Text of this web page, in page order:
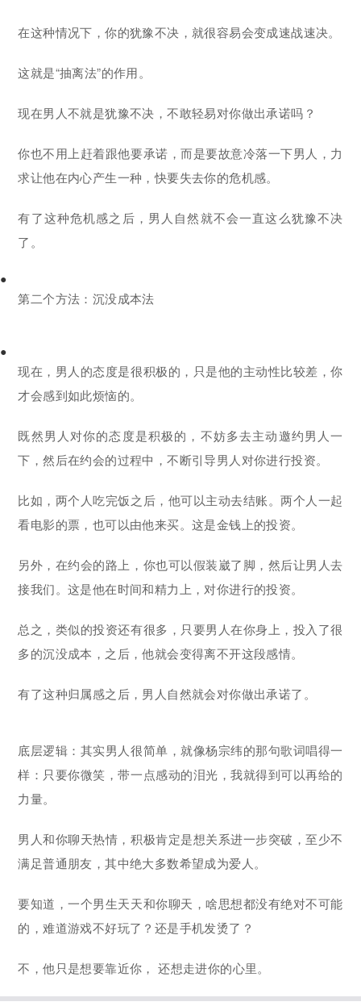
在这种情况下，你的犹豫不决，就很容易会变成速战速决。
这就是“抽离法”的作用。
现在男人不就是犹豫不决，不敢轻易对你做出承诺吗？
你也不用上赶着跟他要承诺，而是要故意冷落一下男人，力
求让他在内心产生一种，快要失去你的危机感。
有了这种危机感之后，男人自然就不会一直这么犹豫不决
了。
●
第二个方法：沉没成本法
●
现在，男人的态度是很积极的，只是他的主动性比较差，你
才会感到如此烦恼的。
既然男人对你的态度是积极的，不妨多去主动邀约男人一
下，然后在约会的过程中，不断引导男人对你进行投资。
比如，两个人吃完饭之后，他可以主动去结账。两个人一起
看电影的票，也可以由他来买。这是金钱上的投资。
另外，在约会的路上，你也可以假装崴了脚，然后让男人去
接我们。这是他在时间和精力上，对你进行的投资。
总之，类似的投资还有很多，只要男人在你身上，投入了很
多的沉没成本，之后，他就会变得离不开这段感情。
有了这种归属感之后，男人自然就会对你做出承诺了。
底层逻辑：其实男人很简单，就像杨宗纬的那句歌词唱得一
样：只要你微笑，带一点感动的泪光，我就得到可以再给的
力量。
男人和你聊天热情，积极肯定是想关系进一步突破，至少不
满足普通朋友，其中绝大多数希望成为爱人。
要知道，一个男生天天和你聊天，啥思想都没有绝对不可能
的，难道游戏不好玩了？还是手机发烫了？
不，他只是想要靠近你， 还想走进你的心里。